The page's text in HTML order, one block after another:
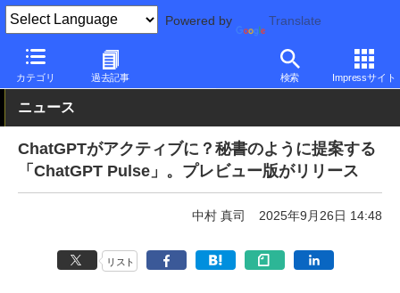
Powered by Translate
カテゴリ 過去記事 検索 Impressサイト
PC Watch 市場 AI
ニュース
ChatGPTがアクティブに？秘書のように提案する
「ChatGPT Pulse」。プレビュー版がリリース
中村 真司 2025年9月26日 14:48
リスト